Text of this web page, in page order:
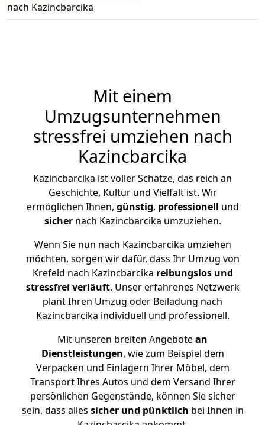
nach Kazincbarcika
Mit einem
Umzugsunternehmen
stressfrei umziehen nach
Kazincbarcika
Kazincbarcika ist voller Schätze, das reich an
Geschichte, Kultur und Vielfalt ist. Wir
ermöglichen Ihnen, günstig, professionell und
sichernach Kazincbarcika umzuziehen.
Wenn Sie nun nach Kazincbarcika umziehen
möchten, sorgen wir dafür, dass Ihr Umzug von
Krefeld nach Kazincbarcika reibungslos und
stressfrei verläuft. Unser erfahrenes Netzwerk
plant Ihren Umzug oder Beiladung nach
Kazincbarcika individuell und professionell.
Mit unseren breiten Angebotean
Dienstleistungen, wie zum Beispiel dem
Verpacken und Einlagern Ihrer Möbel, dem
Transport Ihres Autos und dem Versand Ihrer
persönlichen Gegenstände, können Sie sicher
sein, dass alles sicher und pünktlich bei Ihnen in